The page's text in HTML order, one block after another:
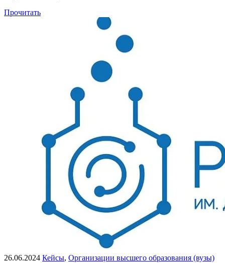
Прочитать
26.06.2024 Кейсы, Организации высшего образования (вузы)